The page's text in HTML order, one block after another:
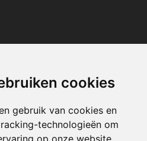
cookies
gebruik van cookies en
technologieën om
op onze website